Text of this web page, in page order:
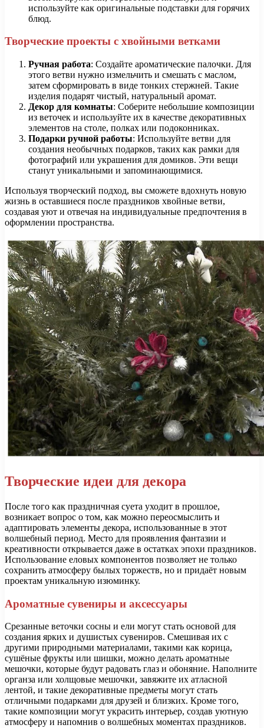
используйте как оригинальные подставки для горячих
блюд.
Творческие проекты с хвойными ветками
Ручная работа: Создайте ароматические палочки. Для
этого ветви нужно измельчить и смешать с маслом,
затем сформировать в виде тонких стержней. Такие
изделия подарят чистый, натуральный аромат.
Декор для комнаты: Соберите небольшие композиции
из веточек и используйте их в качестве декоративных
элементов на столе, полках или подоконниках.
Подарки ручной работы: Используйте ветви для
создания необычных подарков, таких как рамки для
фотографий или украшения для домиков. Эти вещи
станут уникальными и запоминающимися.
Используя творческий подход, вы сможете вдохнуть новую
жизнь в оставшиеся после праздников хвойные ветви,
создавая уют и отвечая на индивидуальные предпочтения в
оформлении пространства.
Творческие идеи для декора
После того как праздничная суета уходит в прошлое,
возникает вопрос о том, как можно переосмыслить и
адаптировать элементы декора, использованные в этот
волшебный период. Место для проявления фантазии и
креативности открывается даже в остатках эпохи праздников.
Использование еловых компонентов позволяет не только
сохранить атмосферу былых торжеств, но и придаёт новым
проектам уникальную изюминку.
Ароматные сувениры и аксессуары
Срезанные веточки сосны и ели могут стать основой для
создания ярких и душистых сувениров. Смешивая их с
другими природными материалами, такими как корица,
сушёные фрукты или шишки, можно делать ароматные
мешочки, которые будут радовать глаз и обоняние. Наполните
органза или холщовые мешочки, завяжите их атласной
лентой, и такие декоративные предметы могут стать
отличными подарками для друзей и близких. Кроме того,
такие композиции могут украсить интерьер, создав уютную
атмосферу и напомнив о волшебных моментах праздников.